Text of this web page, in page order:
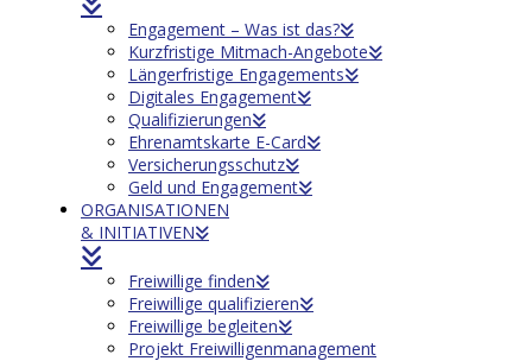
Engagement – Was ist das?
Kurzfristige Mitmach-Angebote
Längerfristige Engagements
Digitales Engagement
Qualifizierungen
Ehrenamtskarte E-Card
Versicherungsschutz
Geld und Engagement
ORGANISATIONEN
& INITIATIVEN
Freiwillige finden
Freiwillige qualifizieren
Freiwillige begleiten
Projekt Freiwilligenmanagement